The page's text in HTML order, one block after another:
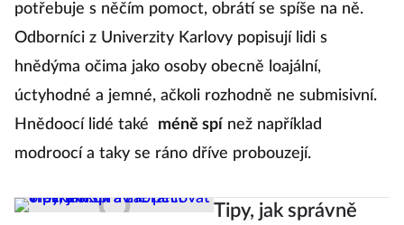
potřebuje s něčím pomoct, obrátí se spíše na ně.
Odborníci z Univerzity Karlovy popisují lidi s
hnědýma očima jako osoby obecně loajální,
úctyhodné a jemné, ačkoli rozhodně ne submisivní.
Hnědoocí lidé také
méně spí než například
modroocí a taky se ráno dříve probouzejí.
Tipy, jak správně